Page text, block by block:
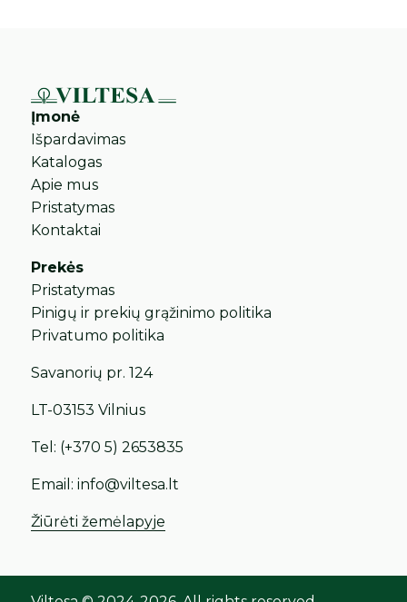
Įmonė
Išpardavimas
Katalogas
Apie mus
Pristatymas
Kontaktai
Prekės
Pristatymas
Pinigų ir prekių grąžinimo politika
Privatumo politika
Savanorių pr. 124
LT-03153 Vilnius
Tel: (+370 5) 2653835
Email:info@viltesa.lt
Žiūrėti žemėlapyje